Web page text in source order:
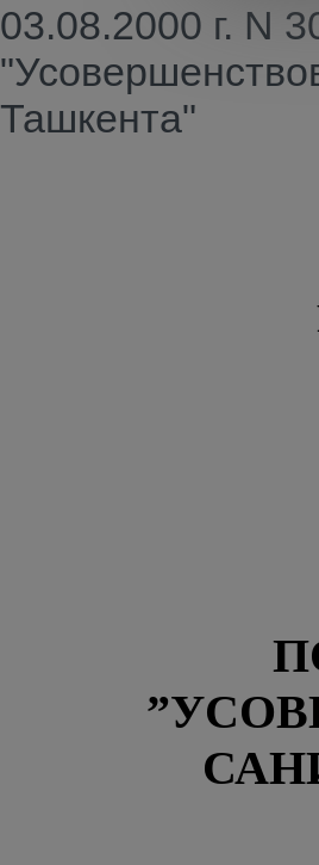
03.08.2000 г. N
Ташкента"